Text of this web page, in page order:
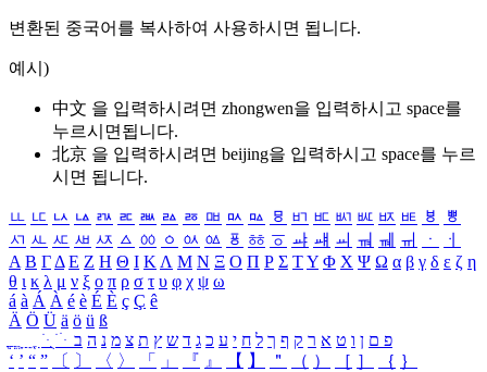
변환된 중국어를 복사하여 사용하시면 됩니다.
예시)
中文 을 입력하시려면 zhongwen을 입력하시고 space를
누르시면됩니다.
北京 을 입력하시려면 beijing을 입력하시고 space를 누르
시면 됩니다.
ㅥ ㅦ ㅧ ㅨ ㅩ ㅪ ㅫ ㅬ ㅭ ㅮ ㅯ ㅰ ㅱ ㅲ ㅳ ㅴ ㅵ ㅶ ㅷ ㅸ
ㅹ
ㅺ ㅻ ㅼ ㅽ ㅾ ㅿ ㆀ ㆁ ㆂ ㆃ ㆄ ㆅ ㆆ ㆇ ㆈ ㆉ ㆊ ㆋ ㆌ ㆍ
ㆎ
Α Β ΓΔ Ε Ζ Η Θ Ι ΚΛ Μ Ν Ξ Ο Π Ρ Σ ΤΥ Φ Χ Ψ Ω α β γ δ ε ζ η
θ ι κ λ μ ν ξ ο π ρ σ τ υ φ χ ψ ω
á à Á À é è É È ç Ç ê
Ä Ö Ü ä ö ü ß
ִֶֹ ֻּ ׁׂ פ ם ן ו ט א ר ק ף ך ל ח י ע כ ג ד ש ץ ת צ מ נ ה ב
‘ ’ “ ” 〔 〕 〈 〉 「 」 『 』 【 】 ＂ （ ） ［ ］ ｛ ｝